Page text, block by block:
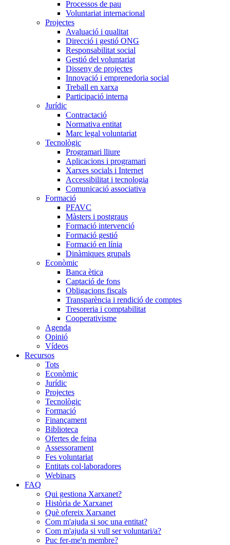
Processos de pau
Voluntariat internacional
Projectes
Avaluació i qualitat
Direcció i gestió ONG
Responsabilitat social
Gestió del voluntariat
Disseny de projectes
Innovació i emprenedoria social
Treball en xarxa
Participació interna
Jurídic
Contractació
Normativa entitat
Marc legal voluntariat
Tecnològic
Programari lliure
Aplicacions i programari
Xarxes socials i Internet
Accessibilitat i tecnologia
Comunicació associativa
Formació
PFAVC
Màsters i postgraus
Formació intervenció
Formació gestió
Formació en línia
Dinàmiques grupals
Econòmic
Banca ètica
Captació de fons
Obligacions fiscals
Transparència i rendició de comptes
Tresoreria i comptabilitat
Cooperativisme
Agenda
Opinió
Vídeos
Recursos
Tots
Econòmic
Jurídic
Projectes
Tecnològic
Formació
Finançament
Biblioteca
Ofertes de feina
Assessorament
Fes voluntariat
Entitats col·laboradores
Webinars
FAQ
Qui gestiona Xarxanet?
Història de Xarxanet
Què ofereix Xarxanet
Com m'ajuda si soc una entitat?
Com m'ajuda si vull ser voluntari/a?
Puc fer-me'n membre?